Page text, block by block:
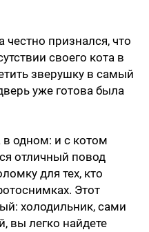
признался, что
своего кота в
зверушку в самый
уже готова была
в одном: и с котом
отличный повод
для тех, кто
Этот
холодильник, сами
вы легко найдете